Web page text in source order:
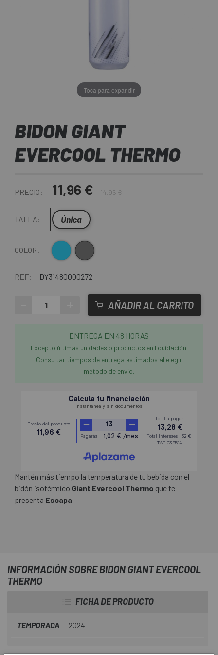
Toca para expandir
BIDON GIANT
EVERCOOL THERMO
PRECIO: 11,96 € 14,95 €
TALLA: Única
COLOR:
REF: DY31480000272
AÑADIR AL CARRITO
ENTREGA EN 48 HORAS
Excepto últimas unidades o productos en liquidación.
Consultar tiempos de entrega estimados al elegir
método de envío.
Mantén más tiempo la temperatura de tu bebida con el
bidón isotérmico Giant Evercool Thermo que te
presenta Escapa.
INFORMACIÓN SOBRE BIDON GIANT EVERCOOL
THERMO
FICHA DE PRODUCTO
TEMPORADA 2024